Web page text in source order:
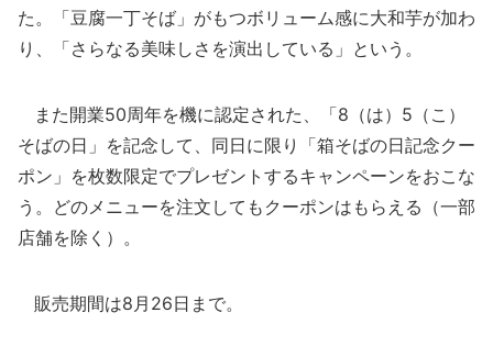
た。「豆腐一丁そば」がもつボリューム感に大和芋が加わ
り、「さらなる美味しさを演出している」という。
また開業50周年を機に認定された、「8（は）5（こ）
そばの日」を記念して、同日に限り「箱そばの日記念クー
ポン」を枚数限定でプレゼントするキャンペーンをおこな
う。どのメニューを注文してもクーポンはもらえる（一部
店舗を除く）。
販売期間は8月26日まで。